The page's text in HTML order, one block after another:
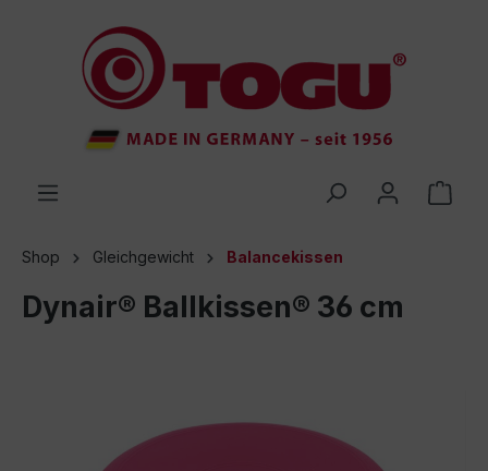
springen
Shop Gleichgewicht Balancekissen
Dynair® Ballkissen® 36 cm